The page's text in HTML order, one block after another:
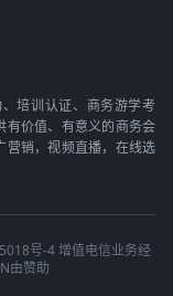
培训认证、商务游学考
有价值、有意义的商务会
营销，视频直播，在线选
号-4 增值电信业务经
由赞助